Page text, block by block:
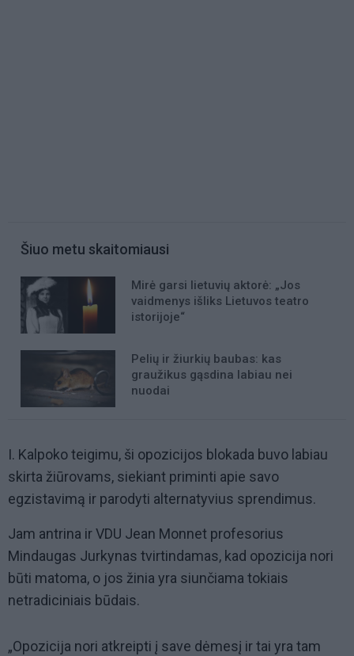
Šiuo metu skaitomiausi
Mirė garsi lietuvių aktorė: „Jos
vaidmenys išliks Lietuvos teatro
istorijoje“
Pelių ir žiurkių baubas: kas
graužikus gąsdina labiau nei
nuodai
I. Kalpoko teigimu, ši opozicijos blokada buvo labiau
skirta žiūrovams, siekiant priminti apie savo
egzistavimą ir parodyti alternatyvius sprendimus.
Jam antrina ir VDU Jean Monnet profesorius
Mindaugas Jurkynas tvirtindamas, kad opozicija nori
būti matoma, o jos žinia yra siunčiama tokiais
netradiciniais būdais.
„Opozicija nori atkreipti į save dėmesį ir tai yra tam